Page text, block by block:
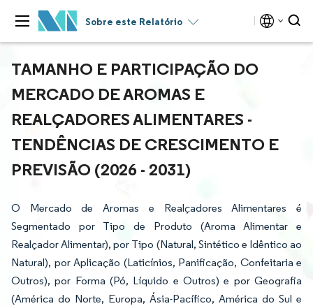
Sobre este Relatório
TAMANHO E PARTICIPAÇÃO DO
MERCADO DE AROMAS E
REALÇADORES ALIMENTARES -
TENDÊNCIAS DE CRESCIMENTO E
PREVISÃO (2026 - 2031)
O Mercado de Aromas e Realçadores Alimentares é
Segmentado por Tipo de Produto (Aroma Alimentar e
Realçador Alimentar), por Tipo (Natural, Sintético e Idêntico ao
Natural), por Aplicação (Laticínios, Panificação, Confeitaria e
Outros), por Forma (Pó, Líquido e Outros) e por Geografia
(América do Norte, Europa, Ásia-Pacífico, América do Sul e